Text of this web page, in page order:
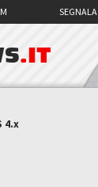
SEGNALA
.IT
4.x